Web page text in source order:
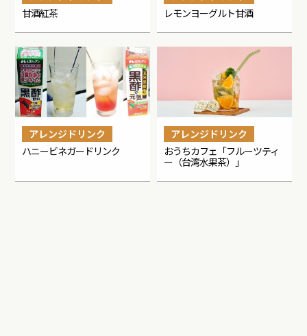
甘酒紅茶
レモンヨーグルト甘酒
アレンジドリンク
ハニービネガードリンク
アレンジドリンク
おうちカフェ「フルーツティ
ー（台湾水果茶）」